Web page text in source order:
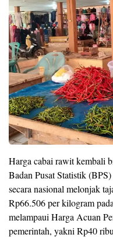
Harga cabai rawit kembali
Badan Pusat Statistik
secara nasional melonjak
Rp66.506 per kilogram
melampaui Harga Acuan
pemerintah, yakni Rp40